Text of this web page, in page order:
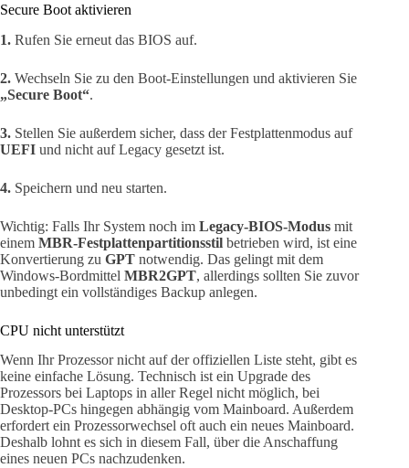
Secure Boot aktivieren
1. Rufen Sie erneut das BIOS auf.
2. Wechseln Sie zu den Boot-Einstellungen und aktivieren Sie
„Secure Boot“.
3. Stellen Sie außerdem sicher, dass der Festplattenmodus auf
UEFI und nicht auf Legacy gesetzt ist.
4. Speichern und neu starten.
Wichtig: Falls Ihr System noch im Legacy-BIOS-Modus mit
einem MBR-Festplattenpartitionsstil betrieben wird, ist eine
Konvertierung zu GPT notwendig. Das gelingt mit dem
Windows-Bordmittel MBR2GPT, allerdings sollten Sie zuvor
unbedingt ein vollständiges Backup anlegen.
CPU nicht unterstützt
Wenn Ihr Prozessor nicht auf der offiziellen Liste steht, gibt es
keine einfache Lösung. Technisch ist ein Upgrade des
Prozessors bei Laptops in aller Regel nicht möglich, bei
Desktop-PCs hingegen abhängig vom Mainboard. Außerdem
erfordert ein Prozessorwechsel oft auch ein neues Mainboard.
Deshalb lohnt es sich in diesem Fall, über die Anschaffung
eines neuen PCs nachzudenken.